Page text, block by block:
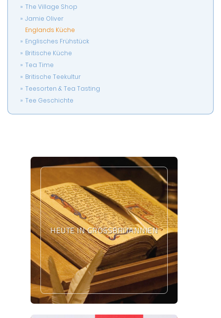
The Village Shop
Jamie Oliver
Englands Küche
Englisches Frühstück
Britische Küche
Tea Time
Britische Teekultur
Teesorten & Tea Tasting
Tee Geschichte
HEUTE IN GROSSBRITANNIEN